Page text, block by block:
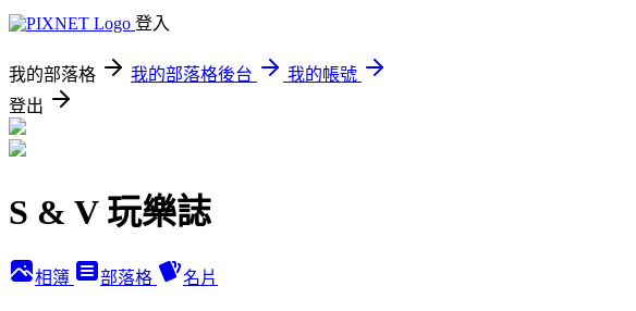
登入
我的部落格 我的部落格後台
我的帳號
登出
S & V 玩樂誌
相簿 部落格 名片